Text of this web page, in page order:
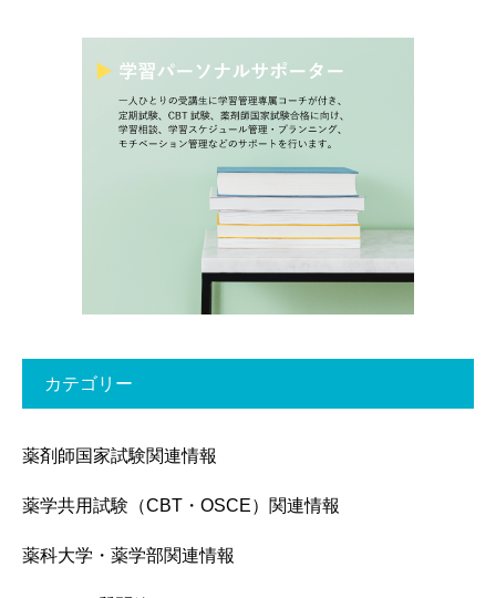
カテゴリー
薬剤師国家試験関連情報
薬学共用試験（CBT・OSCE）関連情報
薬科大学・薬学部関連情報